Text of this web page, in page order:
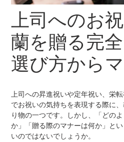
上司へのお
蘭を贈る完全
選び方から
上司への昇進祝いや定年祝い、栄
でお祝いの気持ちを表現する際に
り物の一つです。しかし、「どの
か」「贈る際のマナーは何か」と
いのではないでしょうか。